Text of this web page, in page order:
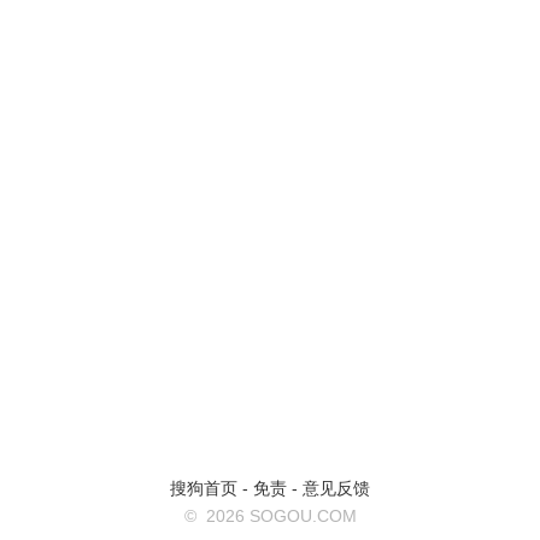
搜狗首页 - 免责 - 意见反馈
© 2026 SOGOU.COM